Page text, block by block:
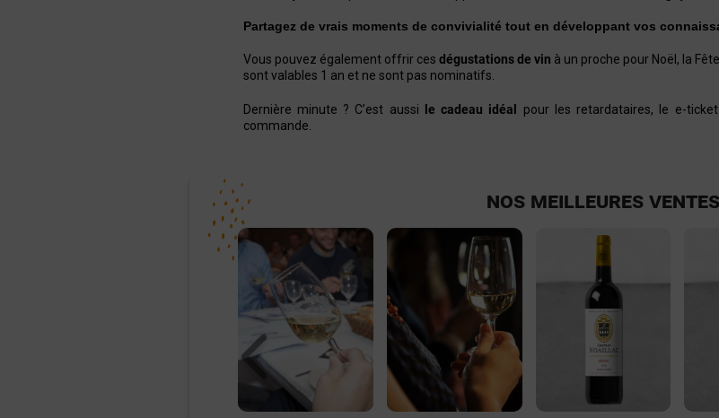
Partagez de vrais moments de convivialité tout en développant vos
Vous pouvez également offrir ces dégustations de vin à un proche pour Noël, la
sont valables 1 an et ne sont pas nominatifs.
Dernière minute ? C’est aussi le cadeau idéal
pour les retardataires, le e-
commande.
NOS MEILLEURES VENTES